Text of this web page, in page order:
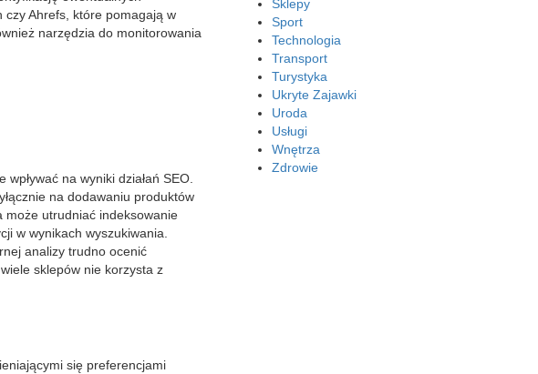
czy Ahrefs, które pomagają w
narzędzia do monitorowania
na wyniki działań SEO.
na dodawaniu produktów
może utrudniać indeksowanie
w wynikach wyszukiwania.
analizy trudno ocenić
sklepów nie korzysta z
się preferencjami
Sklepy
Sport
Technologia
Transport
Turystyka
Ukryte Zajawki
Uroda
Usługi
Wnętrza
Zdrowie